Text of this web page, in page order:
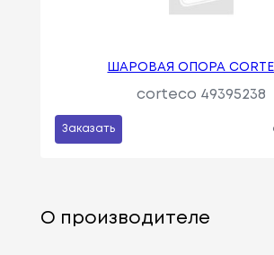
ШАРОВАЯ ОПОРА
corteco 49395238
Заказать
О производителе